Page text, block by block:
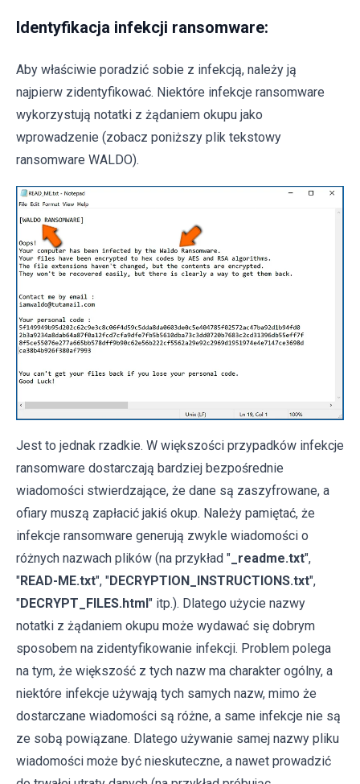
Identyfikacja infekcji ransomware:
Aby właściwie poradzić sobie z infekcją, należy ją
najpierw zidentyfikować. Niektóre infekcje ransomware
wykorzystują notatki z żądaniem okupu jako
wprowadzenie (zobacz poniższy plik tekstowy
ransomware WALDO).
Jest to jednak rzadkie. W większości przypadków infekcje
ransomware dostarczają bardziej bezpośrednie
wiadomości stwierdzające, że dane są zaszyfrowane, a
ofiary muszą zapłacić jakiś okup. Należy pamiętać, że
infekcje ransomware generują zwykle wiadomości o
różnych nazwach plików (na przykład " _readme.txt",
"READ-ME.txt", "DECRYPTION_INSTRUCTIONS.txt",
"DECRYPT_FILES.html" itp.). Dlatego użycie nazwy
notatki z żądaniem okupu może wydawać się dobrym
sposobem na zidentyfikowanie infekcji. Problem polega
na tym, że większość z tych nazw ma charakter ogólny, a
niektóre infekcje używają tych samych nazw, mimo że
dostarczane wiadomości są różne, a same infekcje nie są
ze sobą powiązane. Dlatego używanie samej nazwy pliku
wiadomości może być nieskuteczne, a nawet prowadzić